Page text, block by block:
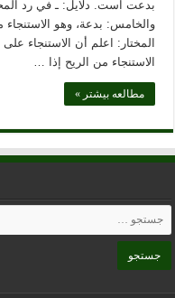
بدعت است. دلایل: ـ في رد
المختار: اعلم أن الاستنجاء
الاستنجاء من الريح إذا …
مطالعه بیشتر »